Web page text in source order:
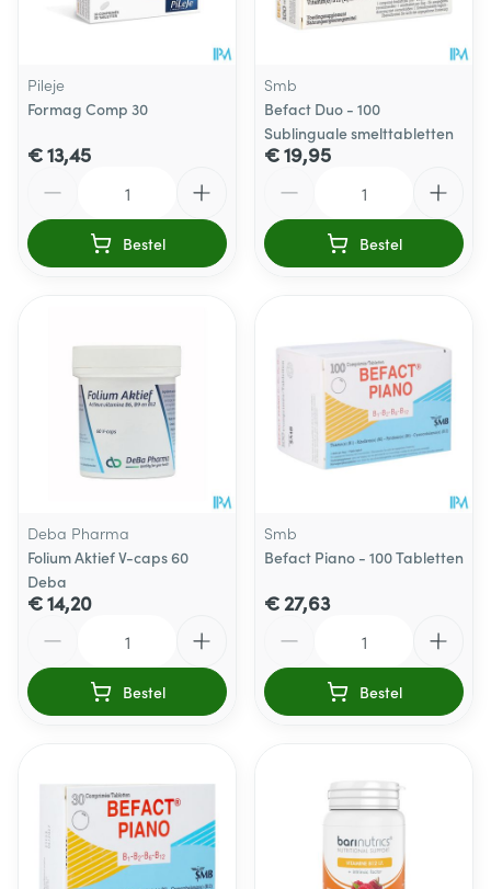
Pileje
Formag Comp 30
€ 13,45
Bestel
Smb
Befact Duo - 100
Sublinguale smelttabletten
€ 19,95
Bestel
Deba Pharma
Folium Aktief V-caps 60
Deba
€ 14,20
Bestel
Smb
Befact Piano - 100 Tabletten
€ 27,63
Bestel